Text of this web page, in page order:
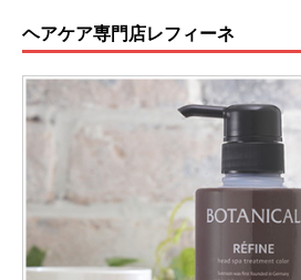
ヘアケア専門店レフィーネ